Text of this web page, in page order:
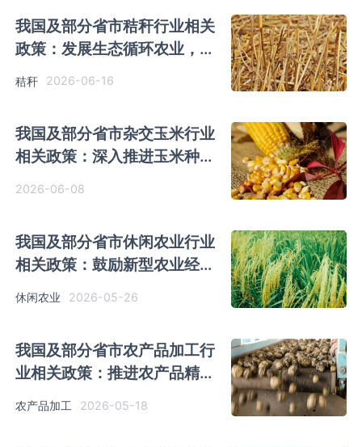
我国及部分省市秸秆行业相关
政策：发展生态循环农业，推
秸秆 2026-06-16
我国及部分省市杂交玉米行业
相关政策：深入推进玉米种质
2026-06-08
我国及部分省市休闲农业行业
相关政策：鼓励新型农业经营
主体发展休闲农业
休闲农业 2026-05-26
我国及部分省市农产品加工行
业相关政策：推进农产品精深
加工
农产品加工 2026-05-18